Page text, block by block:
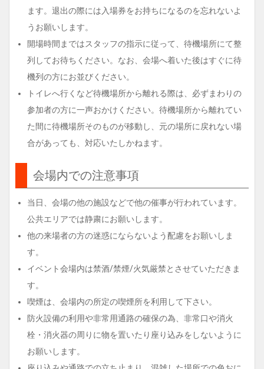
ます。退出の際には入場券をお持ちになるのを忘れないよ
うお願いします。
開場時間まではスタッフの指示に従って、待機場所にて整
列してお待ちください。なお、会場へ着いた後はすぐに待
機列の方にお並びください。
トイレへ行くなど待機場所から離れる際は、必ずまわりの
参加者の方に一声おかけください。待機場所から離れてい
た間に待機場所そのものが移動し、元の場所に戻れない場
合があっても、対応いたしかねます。
会場内での注意事項
当日、会場の他の施設などで他の催事が行われています。
公共エリアでは静粛にお願いします。
他の来場者の方の迷惑にならないよう配慮をお願いしま
す。
イベント会場内は禁酒/禁煙/火気厳禁とさせていただきま
す。
喫煙は、会場内の所定の喫煙所を利用して下さい。
防火設備の利用や非常用通路の確保の為、非常口や消火
栓・消火器の周りに物を置いたり座り込みをしないように
お願いします。